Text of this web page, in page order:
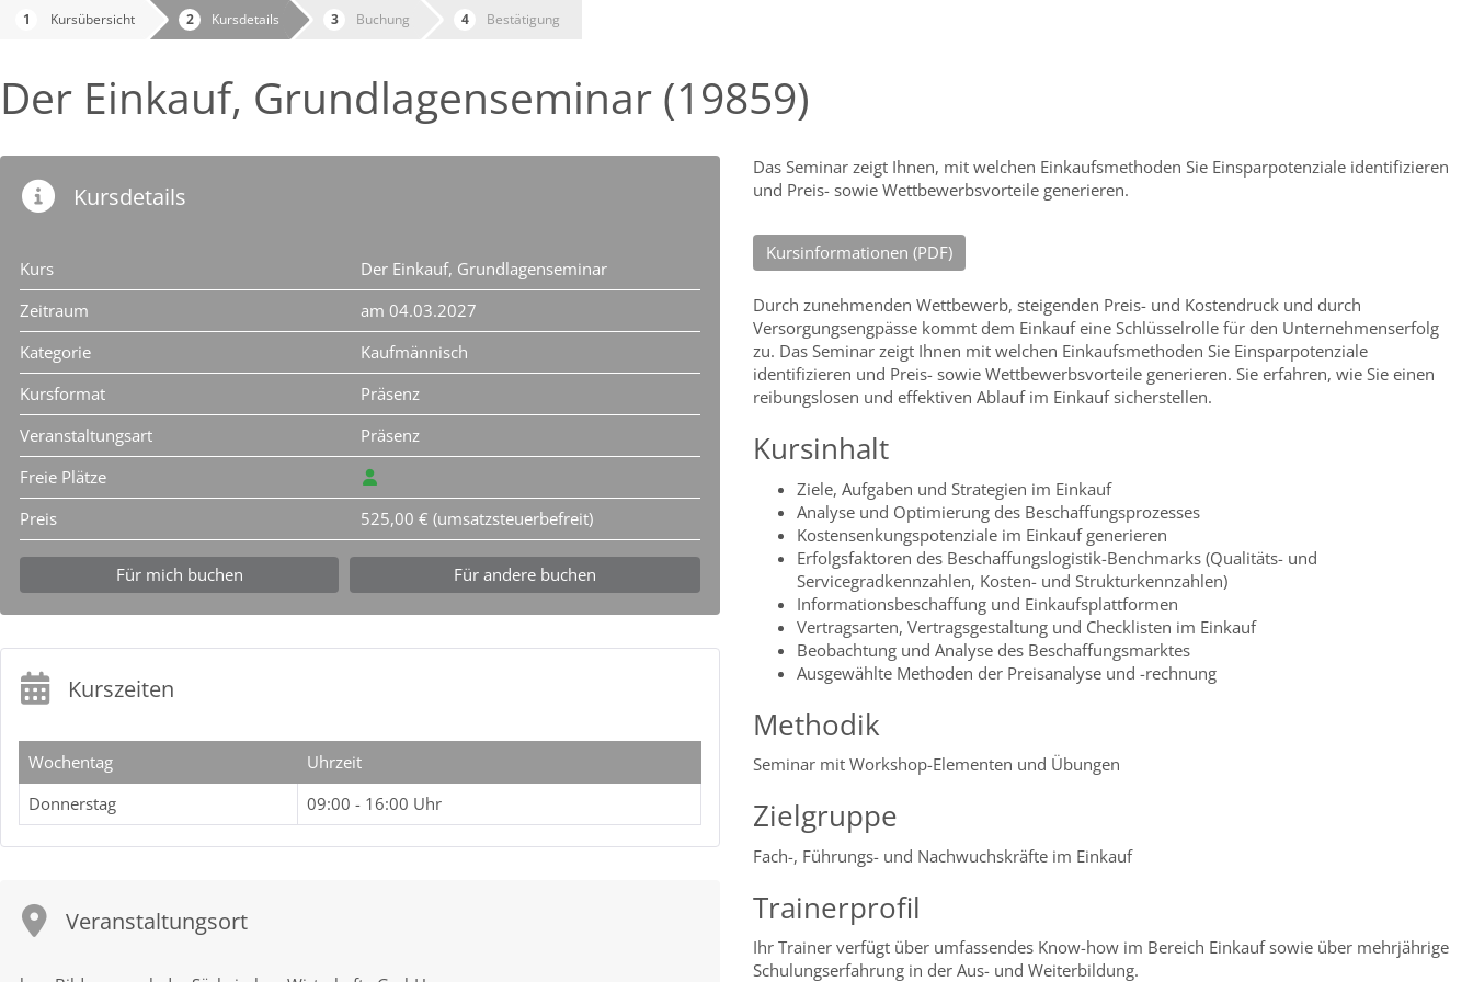
Kursübersicht Kursdetails Buchung Bestätigung
Der Einkauf, Grundlagenseminar (19859)
Kursdetails
Kurs
Der Einkauf, Grundlagenseminar
Zeitraum
am 04.03.2027
Kategorie
Kaufmännisch
Kursformat
Präsenz
Veranstaltungsart
Präsenz
Freie Plätze
Preis
525,00 € (umsatzsteuerbefreit)
Für mich buchen Für andere buchen
Das Seminar zeigt Ihnen, mit welchen Einkaufsmethoden Sie Einsparpotenziale identifizieren
und Preis- sowie Wettbewerbsvorteile generieren.
Kursinformationen (PDF)
Durch zunehmenden Wettbewerb, steigenden Preis- und Kostendruck und durch
Versorgungsengpässe kommt dem Einkauf eine Schlüsselrolle für den Unternehmenserfolg
zu. Das Seminar zeigt Ihnen mit welchen Einkaufsmethoden Sie Einsparpotenziale
identifizieren und Preis- sowie Wettbewerbsvorteile generieren. Sie erfahren, wie Sie einen
reibungslosen und effektiven Ablauf im Einkauf sicherstellen.
Kursinhalt
Ziele, Aufgaben und Strategien im Einkauf
Analyse und Optimierung des Beschaffungsprozesses
Kostensenkungspotenziale im Einkauf generieren
Erfolgsfaktoren des Beschaffungslogistik-Benchmarks (Qualitäts- und
Servicegradkennzahlen, Kosten- und Strukturkennzahlen)
Informationsbeschaffung und Einkaufsplattformen
Vertragsarten, Vertragsgestaltung und Checklisten im Einkauf
Beobachtung und Analyse des Beschaffungsmarktes
Ausgewählte Methoden der Preisanalyse und -rechnung
Methodik
Seminar mit Workshop-Elementen und Übungen
Zielgruppe
Fach-, Führungs- und Nachwuchskräfte im Einkauf
Trainerprofil
Ihr Trainer verfügt über umfassendes Know-how im Bereich Einkauf sowie über mehrjährige
Schulungserfahrung in der Aus- und Weiterbildung.
Kurszeiten
Wochentag
Uhrzeit
Donnerstag
09:00 - 16:00 Uhr
Veranstaltungsort